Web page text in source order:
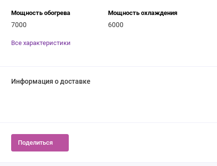
Мощность обогрева
7000
Мощность охлаждения
6000
Все характеристики
Информация о доставке
Поделиться